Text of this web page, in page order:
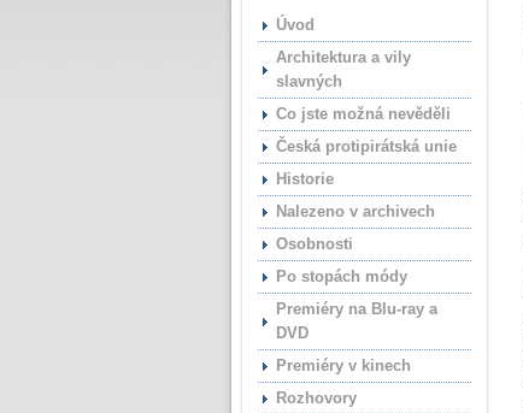
Úvod
Architektura a vily
slavných
Co jste možná nevěděli
Česká protipirátská unie
Historie
Nalezeno v archivech
Osobnosti
Po stopách módy
Premiéry na Blu-ray a
DVD
Premiéry v kinech
Rozhovory